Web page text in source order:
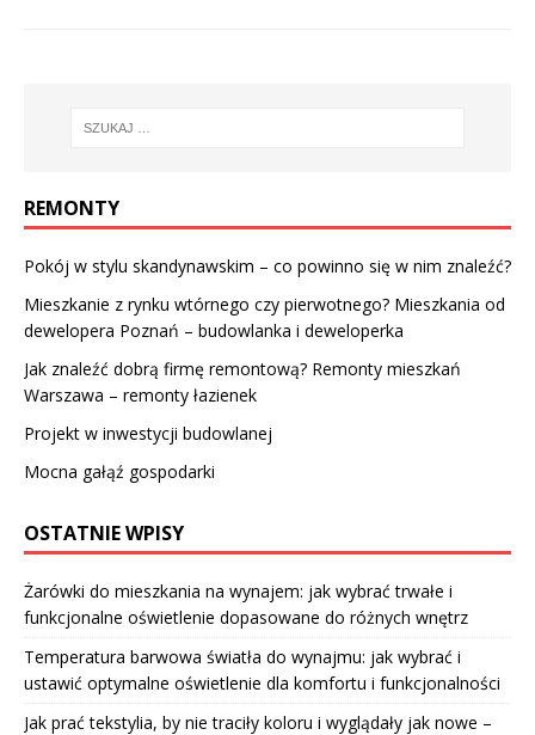
REMONTY
Pokój w stylu skandynawskim – co powinno się w nim znaleźć?
Mieszkanie z rynku wtórnego czy pierwotnego? Mieszkania od
dewelopera Poznań – budowlanka i deweloperka
Jak znaleźć dobrą firmę remontową? Remonty mieszkań
Warszawa – remonty łazienek
Projekt w inwestycji budowlanej
Mocna gałąź gospodarki
OSTATNIE WPISY
Żarówki do mieszkania na wynajem: jak wybrać trwałe i
funkcjonalne oświetlenie dopasowane do różnych wnętrz
Temperatura barwowa światła do wynajmu: jak wybrać i
ustawić optymalne oświetlenie dla komfortu i funkcjonalności
Jak prać tekstylia, by nie traciły koloru i wyglądały jak nowe –